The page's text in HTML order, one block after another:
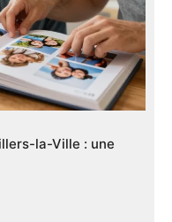
la-Ville : une